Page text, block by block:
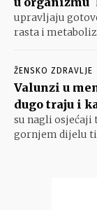
upravljaju
rasta i
ŽENSKO ZDRAVLJE
Valunzi u
dugo traju i
su nagli osjećaji
gornjem dijelu